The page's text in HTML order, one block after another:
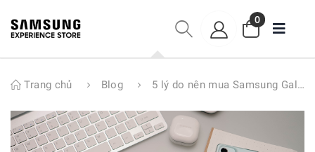
0
Trang chủ Blog 5 lý do nên mua Samsung Galaxy A73 5G